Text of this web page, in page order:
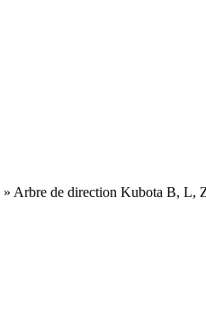
» Arbre de direction Kubota B,